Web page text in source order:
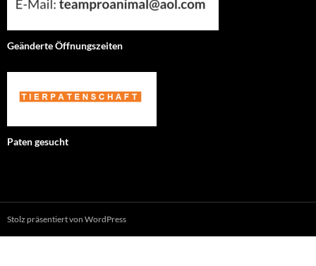
Geänderte Öffnungszeiten
Paten gesucht
Stolz präsentiert von WordPress